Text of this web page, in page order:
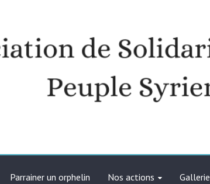
le peuple syrien
Parrainer un orphelin Nos actions Gallerie